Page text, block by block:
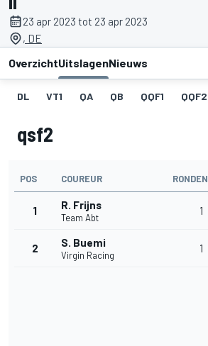
23 apr 2023 tot 23 apr 2023
, DE
OverzichtUitslagenNieuws
DL VT1 QA QB QQF1 QQF2
qsf2
POS COUREUR RONDEN
1 R. Frijns
Team Abt
1
2 S. Buemi
Virgin Racing
1